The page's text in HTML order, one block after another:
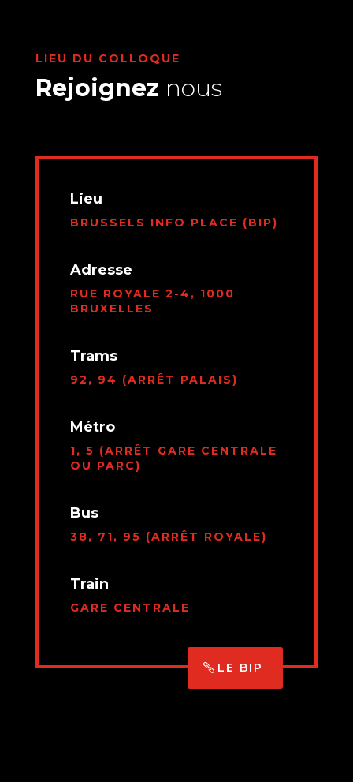
LIEU DU COLLOQUE
Rejoignez nous
Lieu
BRUSSELS INFO PLACE (BIP)
Adresse
RUE ROYALE 2-4, 1000
BRUXELLES
Trams
92, 94 (ARRÊT PALAIS)
Métro
1, 5 (ARRÊT GARE CENTRALE
OU PARC)
Bus
38, 71, 95 (ARRÊT ROYALE)
Train
GARE CENTRALE
LE BIP